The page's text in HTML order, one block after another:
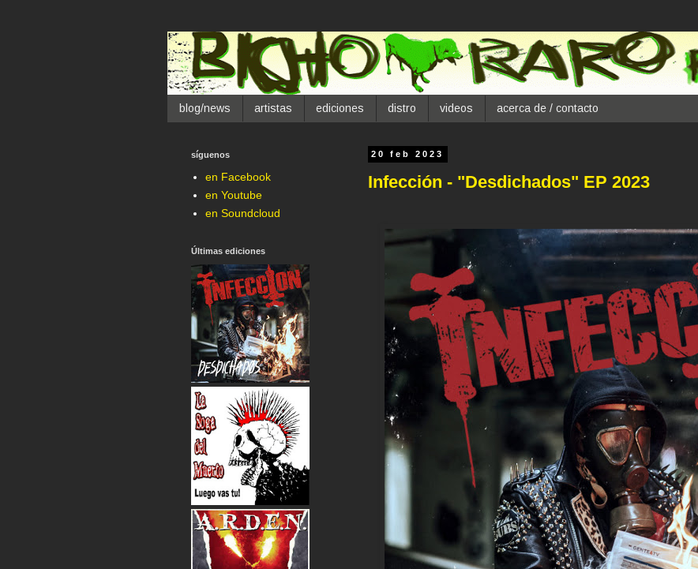
blog/news artistas ediciones distro videos acerca de / contacto
20 feb 2023
Infección - "Desdichados" EP 2023
síguenos
en Facebook
en Youtube
en Soundcloud
Últimas ediciones